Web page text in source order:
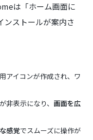
は「ホーム画面に
ストールが案内さ
アイコンが作成され、ワ
非表示になり、 画面を広
感覚でスムーズに操作が